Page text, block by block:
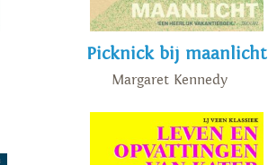
Picknick bij maanlicht
Margaret Kennedy